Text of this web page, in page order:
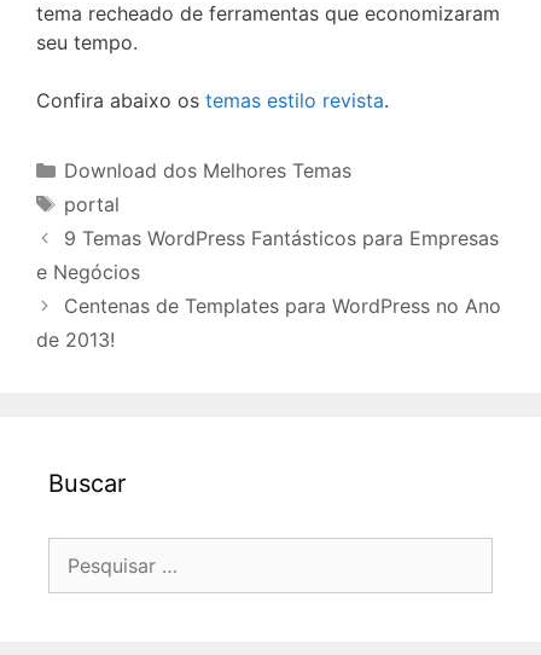
tema recheado de ferramentas que economizaram
seu tempo.
Confira abaixo os temas estilo revista.
Categorias
Download dos Melhores Temas
Tags
portal
9 Temas WordPress Fantásticos para Empresas
e Negócios
Centenas de Templates para WordPress no Ano
de 2013!
Buscar